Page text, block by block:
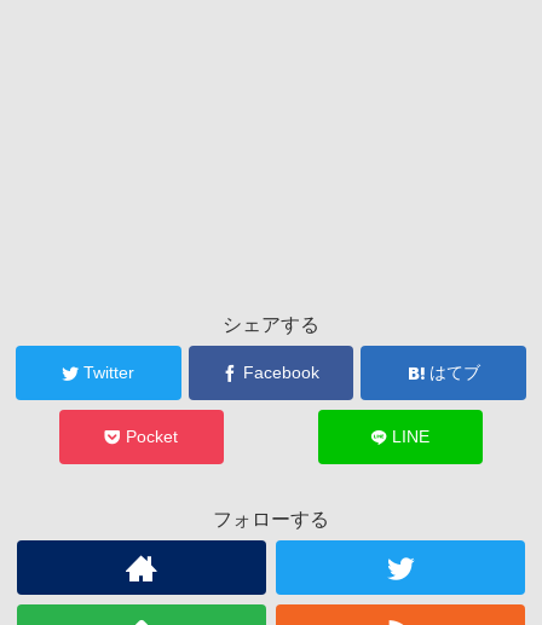
シェアする
Twitter Facebook はてブ
Pocket LINE
フォローする